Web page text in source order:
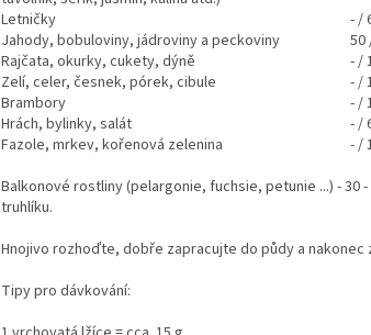
Letničky
- /
Jahody, bobuloviny, jádroviny a peckoviny
50
Rajčata, okurky, cukety, dýně
- /
Zelí, celer, česnek, pórek, cibule
- /
Brambory
- /
Hrách, bylinky, salát
- /
Fazole, mrkev, kořenová zelenina
- /
Balkonové rostliny (pelargonie, fuchsie, petunie ...) - 30 -
truhlíku.
Hnojivo rozhoďte, dobře zapracujte do půdy a nakonec
Tipy pro dávkování: